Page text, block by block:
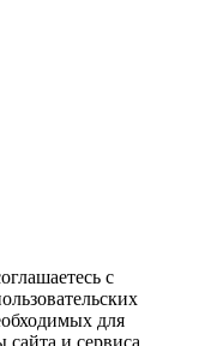
с
для
и сервиса.